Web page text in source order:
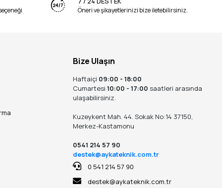
Öneri ve şikayetlerinizi bize iletebilirsiniz.
Bize Ulaşın
Haftaiçi 09:00 - 18:00
Cumartesi10:00 - 17:00 saatleri arasında
ulaşabilirsiniz.
Kuzeykent Mah. 44. Sokak No:14 37150,
Merkez-Kastamonu
0541 214 57 90
destek@aykateknik.com.tr
0 541 214 57 90
destek@aykateknik.com.tr